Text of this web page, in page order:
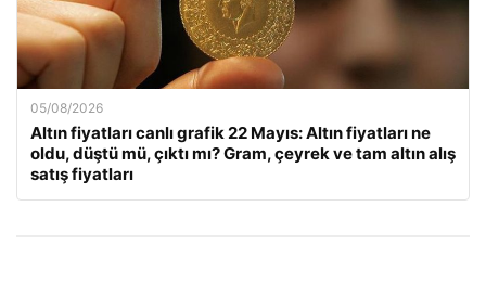
05/08/2026
Altın fiyatları canlı grafik 22 Mayıs: Altın fiyatları ne
oldu, düştü mü, çıktı mı? Gram, çeyrek ve tam altın alış
satış fiyatları